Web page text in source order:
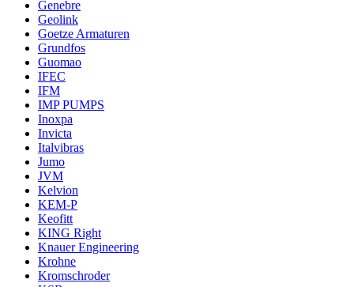
Genebre
Geolink
Goetze Armaturen
Grundfos
Guomao
IFEC
IFM
IMP PUMPS
Inoxpa
Invicta
Italvibras
Jumo
JVM
Kelvion
KEM-P
Keofitt
KING Right
Knauer Engineering
Krohne
Kromschroder